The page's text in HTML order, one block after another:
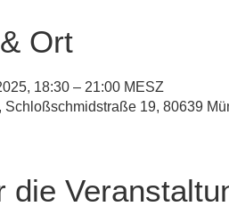
Ort
18:30 – 21:00 MESZ
Schloßschmidstraße 19, 80639
die